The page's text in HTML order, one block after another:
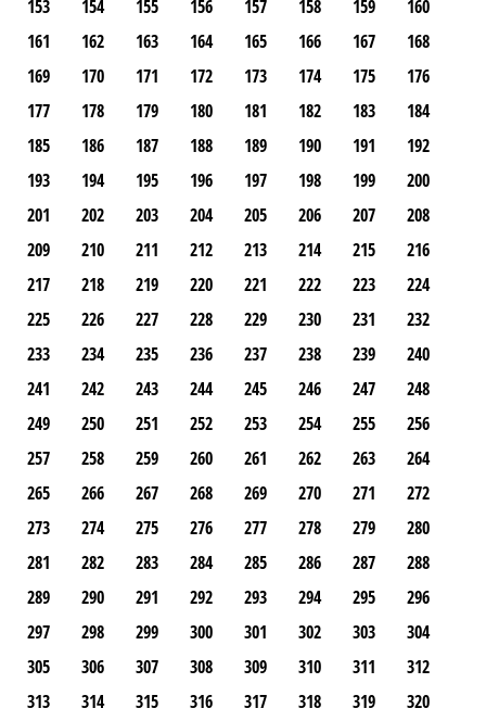
153 154 155 156 157 158 159
160
161
162 163 164 165 166 167
168
169
170 171 172 173 174 175
176
177
178 179 180 181 182 183
184
185
186 187 188 189 190 191
192
193
194 195 196 197 198 199
200
201
202 203 204 205 206 207
208
209
210 211 212 213 214 215
216
217
218 219 220 221 222 223
224
225
226 227 228 229 230 231
232
233
234 235 236 237 238 239
240
241
242 243 244 245 246 247
248
249
250 251 252 253 254 255
256
257
258 259 260 261 262 263
264
265
266 267 268 269 270 271
272
273
274 275 276 277 278 279
280
281
282 283 284 285 286 287
288
289
290 291 292 293 294 295
296
297
298 299 300 301 302 303
304
305
306 307 308 309 310 311
312
313
314 315 316 317 318 319
320